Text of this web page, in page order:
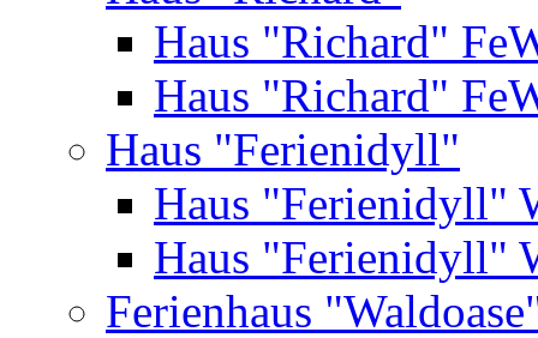
Haus "Richard"
Haus "Richard"
Haus "Ferienidyll"
Haus "Ferienidyll"
Haus "Ferienidyll"
Ferienhaus